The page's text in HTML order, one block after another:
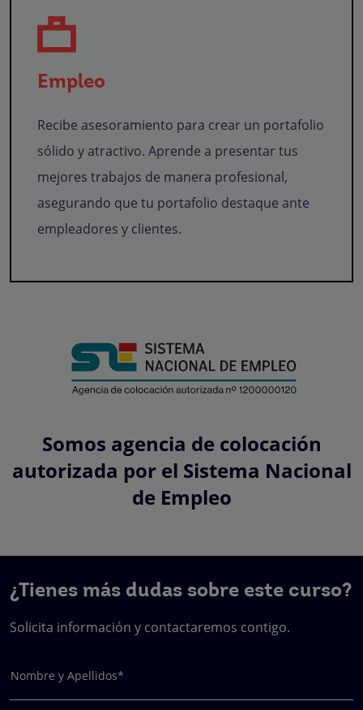
Empleo
Recibe asesoramiento para crear un portafolio
sólido y atractivo. Aprende a presentar tus
mejores trabajos de manera profesional,
asegurando que tu portafolio destaque ante
empleadores y clientes.
Somos agencia de colocación
autorizada por el Sistema Nacional
de Empleo
¿Tienes más dudas sobre este curso?
Solicita información y contactaremos contigo.
Nombre y Apellidos*